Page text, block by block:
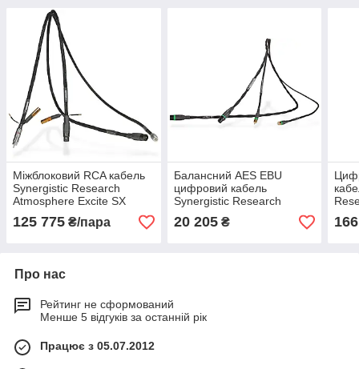
Міжблоковий RCA кабель
Synergistic Research
Atmosphere Excite SX
125 775 ₴/пара
Балансний AES EBU
цифровий кабель
Synergistic Research
Foundation SX
20 205₴
Про нас
Рейтинг не сформований
Менше 5 відгуків за останній рік
Працює з 05.07.2012